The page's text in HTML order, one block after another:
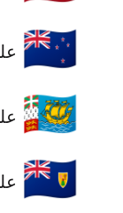
🇳🇿
🇵🇲
🇹🇨